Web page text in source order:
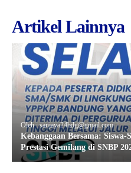
Artikel Lainnya
Oleh : sanjaya24bdg@gmail.com
Kebanggaan Bersama:
Prestasi Gemilang di SNBP